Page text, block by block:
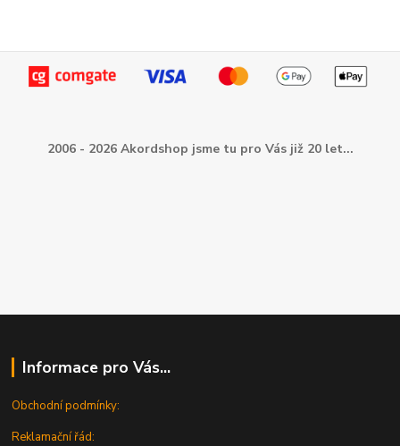
2006 - 2026 Akordshop jsme tu pro Vás již 20 let...
Informace pro Vás...
Obchodní podmínky:
Reklamační řád: